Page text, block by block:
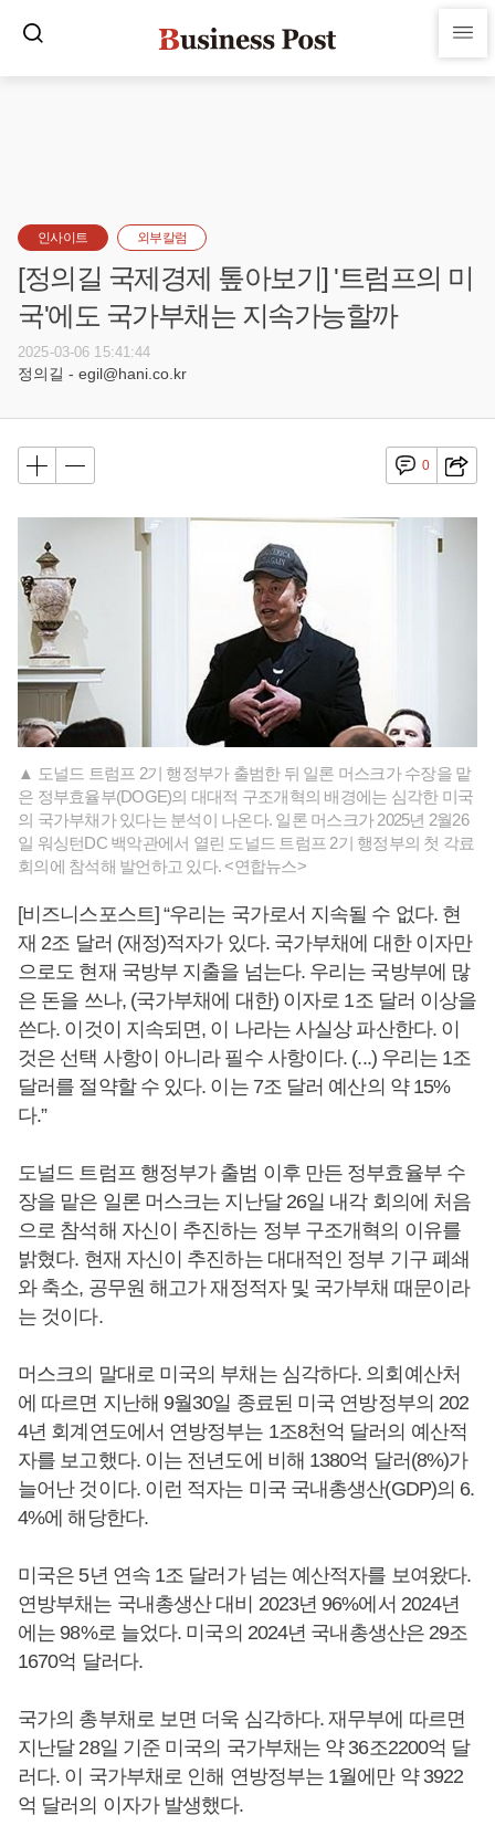
인사이트 외부칼럼
[정의길 국제경제 톺아보기] '트럼프의 미
국'에도 국가부채는 지속가능할까
2025-03-06 15:41:44
정의길 - egil@hani.co.kr
0
▲ 도널드 트럼프 2기 행정부가 출범한 뒤 일론 머스크가 수장을 맡
은 정부효율부(DOGE)의 대대적 구조개혁의 배경에는 심각한 미국
의 국가부채가 있다는 분석이 나온다. 일론 머스크가 2025년 2월26
일 워싱턴DC 백악관에서 열린 도널드 트럼프 2기 행정부의 첫 각료
회의에 참석해 발언하고 있다. <연합뉴스>
[비즈니스포스트] “우리는 국가로서 지속될 수 없다. 현
재 2조 달러 (재정)적자가 있다. 국가부채에 대한 이자만
으로도 현재 국방부 지출을 넘는다. 우리는 국방부에 많
은 돈을 쓰나, (국가부채에 대한) 이자로 1조 달러 이상을
쓴다. 이것이 지속되면, 이 나라는 사실상 파산한다. 이
것은 선택 사항이 아니라 필수 사항이다. (...) 우리는 1조
달러를 절약할 수 있다. 이는 7조 달러 예산의 약 15%
다.”
도널드 트럼프 행정부가 출범 이후 만든 정부효율부 수
장을 맡은 일론 머스크는 지난달 26일 내각 회의에 처음
으로 참석해 자신이 추진하는 정부 구조개혁의 이유를
밝혔다. 현재 자신이 추진하는 대대적인 정부 기구 폐쇄
와 축소, 공무원 해고가 재정적자 및 국가부채 때문이라
는 것이다.
머스크의 말대로 미국의 부채는 심각하다. 의회예산처
에 따르면 지난해 9월30일 종료된 미국 연방정부의 202
4년 회계연도에서 연방정부는 1조8천억 달러의 예산적
자를 보고했다. 이는 전년도에 비해 1380억 달러(8%)가
늘어난 것이다. 이런 적자는 미국 국내총생산(GDP)의 6.
4%에 해당한다.
미국은 5년 연속 1조 달러가 넘는 예산적자를 보여왔다.
연방부채는 국내총생산 대비 2023년 96%에서 2024년
에는 98%로 늘었다. 미국의 2024년 국내총생산은 29조
1670억 달러다.
국가의 총부채로 보면 더욱 심각하다. 재무부에 따르면
지난달 28일 기준 미국의 국가부채는 약 36조2200억 달
러다. 이 국가부채로 인해 연방정부는 1월에만 약 3922
억 달러의 이자가 발생했다.